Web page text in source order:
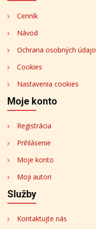
Cenník
Návod
Ochrana osobných
Cookies
Nastavenia cookies
Moje konto
Registrácia
Prihlásenie
Moje konto
Moji autori
Služby
Kontaktujte nás